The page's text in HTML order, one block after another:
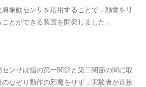
振動センサを応用することで，触覚をリ
とができる装置を開発しました．
ンサは指の第一関節と第二関節の間に取
なぞり動作の邪魔をせず，実験者が直接